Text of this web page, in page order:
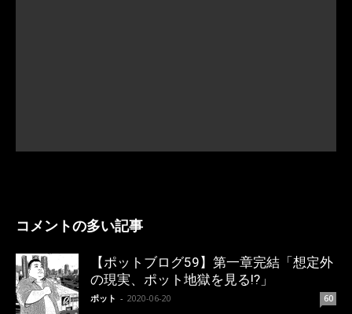
コメントの多い記事
【ポットブログ59】第一章完結「想定外
の現実、ポット地獄を見る!?」
ポット - 2020-06-20 60